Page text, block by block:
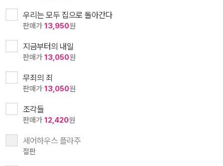
우리는 모두 집으로 돌아간다
판매가 13,950원
지금부터의 내일
판매가 13,050원
무죄의 죄
판매가 13,050원
조각들
판매가 12,420원
셰어하우스 플라주
절판